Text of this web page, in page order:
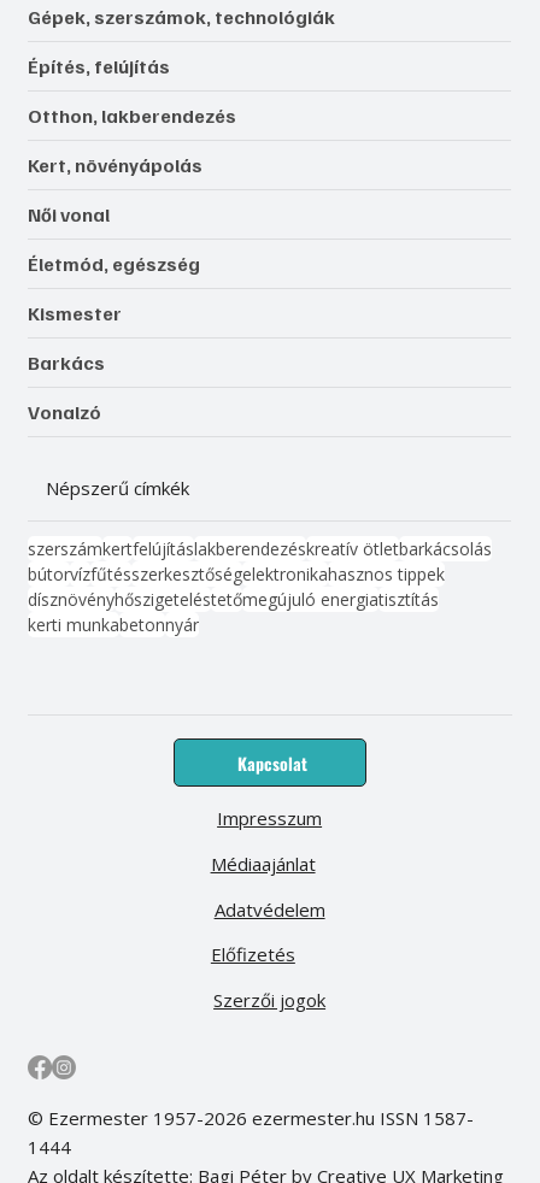
Gépek, szerszámok, technológiák
Építés, felújítás
Otthon, lakberendezés
Kert, növényápolás
Női vonal
Életmód, egészség
Kismester
Barkács
Vonalzó
Népszerű címkék
szerszámkertfelújításlakberendezéskreatív ötletbarkácsolás
bútorvízfűtésszerkesztőségelektronikahasznos tippek
dísznövényhőszigeteléstetőmegújuló energiatisztítás
kerti munkabetonnyár
Kapcsolat
Médiaajánlat
Előfizetés
Impresszum
Adatvédelem
Szerzői jogok
© Ezermester 1957-2026 ezermester.hu ISSN 1587-
1444
Az oldalt készítette: Bagi Péter by Creative UX Marketing